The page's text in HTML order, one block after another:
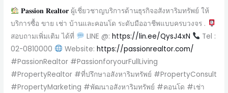
𝐏𝐚𝐬𝐬𝐢𝐨𝐧 𝐑𝐞𝐚𝐥𝐭𝐨𝐫ผู้เชี่ยวชาญบริการด้านธุรกิจอสังหาริมทรัพย์ ให้
บริการซื้อ ขาย เช่า บ้านและคอนโด ระดับมืออาชีพแบบครบวงจร .
สอบถามเพิ่มเติม ได้ที่
LINE @: https://lin.ee/QysJ4xN
Tel :
02-0810000
Website: https://passionrealtor.com/
#PassionRealtor #PassionforyourFullLiving
#PropertyRealtor #ที่ปรึกษาอสังหาริมทรัพย์ #PropertyConsult
#PropertyMarketing #พัฒนาอสังหาริมทรัพย์ #คอนโด #เช่า